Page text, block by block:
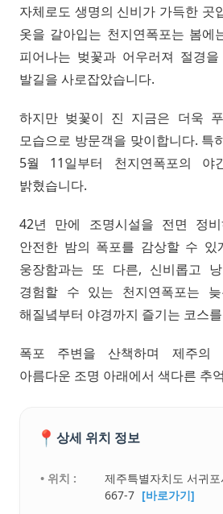
자체로도 생명의 신비가 가득한 곳
옷을 갈아입는 천지연폭포는 봄에
피어나는 벚꽃과 어우러져 절경
발길을 사로잡았습니다.
하지만 벚꽃이 진 지금은 더욱
모습으로 방문객을 맞이합니다. 특
5월 11일부터 천지연폭포의 야
밝혔습니다.
42년 만에 조명시설을 전면 정
안전한 밤의 폭포를 감상할 수 있
웅장함과는 또 다른, 신비롭고
경험할 수 있는 천지연폭포는
해질녘부터 야경까지 즐기는 코스
폭포 주변을 산책하며 제주의
아름다운 조명 아래에서 색다른 추
📍 상세 위치 정보
• 위치 :
제주특별자치도 서귀
667-7 [바로가기]